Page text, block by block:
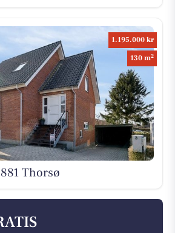
1.195.000 kr
130 m2
Thorsø